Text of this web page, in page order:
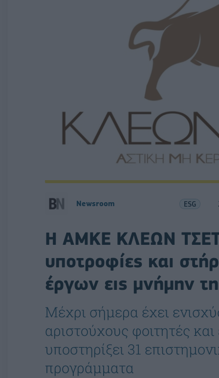
Newsroom ESG
H ΑΜΚΕ ΚΛΕΩΝ
υποτροφίες και
έργων εις μνήμην
Μέχρι σήμερα έχει
αριστούχους φοιτητές
υποστηρίξει 31
προγράμματα